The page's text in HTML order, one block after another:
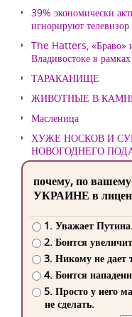
39% экономически
игнорируют телевизор
The Hatters, «Браво»
Владивостоке в
ТАРАКАНИЩЕ
ЖИВОТНЫЕ В
Масленица
ХУЖЕ НОСКОВ И
НОВОГОДНЕГО
почему, по
УКРАИНЕ в
1. Уважает
2. Боится
3. Никому не дает
4. Боится
5. Просто у него
не сделать.